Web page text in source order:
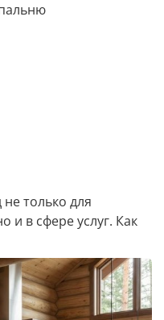
только для
и в сфере услуг. Как